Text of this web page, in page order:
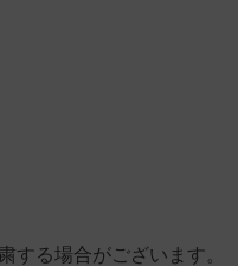
る場合がございます。